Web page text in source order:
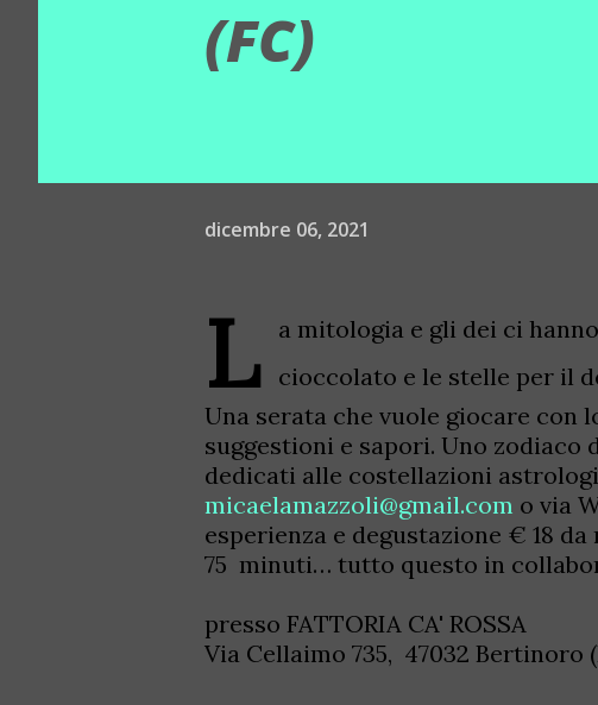
(FC)
dicembre 06, 2021
L
a mitologia e gli dei ci
cioccolato e le stelle per il
Una serata che vuole giocare con
suggestioni e sapori. Uno
dedicati alle costellazioni
micaelamazzoli@gmail.com o via
esperienza e degustazione € 18
75 minuti… tutto questo in
presso FATTORIA CA' ROSSA
Via Cellaimo 735, 47032 Bertinoro